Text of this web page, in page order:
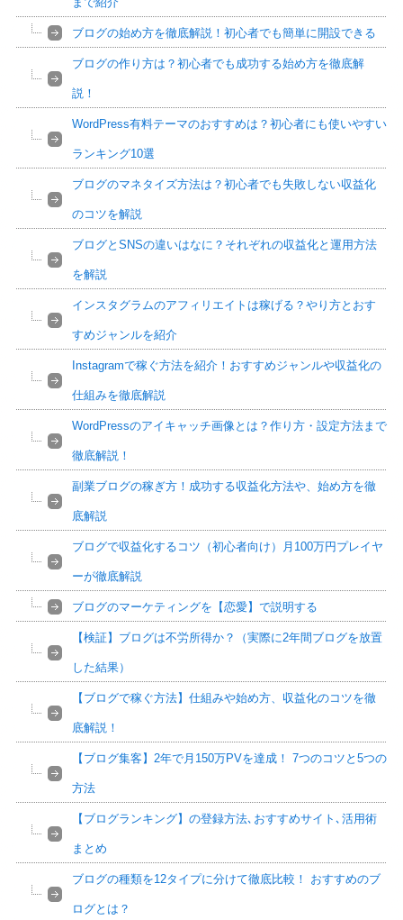
ブログの始め方を徹底解説！初心者でも簡単に開設できる
ブログの作り方は？初心者でも成功する始め方を徹底解
説！
WordPress有料テーマのおすすめは？初心者にも使いやすい
ランキング10選
ブログのマネタイズ方法は？初心者でも失敗しない収益化
のコツを解説
ブログとSNSの違いはなに？それぞれの収益化と運用方法
を解説
インスタグラムのアフィリエイトは稼げる？やり方とおす
すめジャンルを紹介
Instagramで稼ぐ方法を紹介！おすすめジャンルや収益化の
仕組みを徹底解説
WordPressのアイキャッチ画像とは？作り方・設定方法まで
徹底解説！
副業ブログの稼ぎ方！成功する収益化方法や、始め方を徹
底解説
ブログで収益化するコツ（初心者向け）月100万円プレイヤ
ーが徹底解説
ブログのマーケティングを【恋愛】で説明する
【検証】ブログは不労所得か？（実際に2年間ブログを放置
した結果）
【ブログで稼ぐ方法】仕組みや始め方、収益化のコツを徹
底解説！
【ブログ集客】2年で月150万PVを達成！ 7つのコツと5つの
方法
【ブログランキング】の登録方法､おすすめサイト､活用術
まとめ
ブログの種類を12タイプに分けて徹底比較！ おすすめのブ
ログとは？